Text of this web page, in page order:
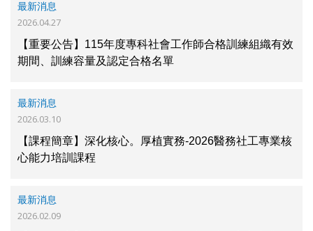
最新消息
【重要公告】115年度專科社會工作師合格訓練組織有效
期間、訓練容量及認定合格名單
2026.04.27
最新消息
【課程簡章】深化核心。厚植實務-2026醫務社工專業核
心能力培訓課程
2026.03.10
最新消息
2026.02.09